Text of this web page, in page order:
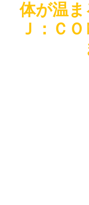
体が温
Ｊ：Ｃ